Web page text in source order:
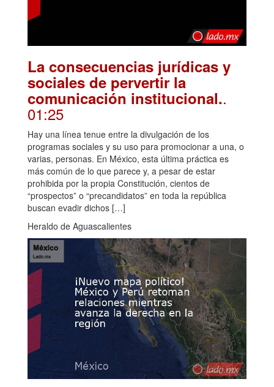
La consecuencias jurídicas y
sociales de pervertir la
comunicación institucional..
01:25
Hay una línea tenue entre la divulgación de los
programas sociales y su uso para promocionar a una, o
varias, personas. En México, esta última práctica es
más común de lo que parece y, a pesar de estar
prohibida por la propia Constitución, cientos de
“prospectos” o “precandidatos” en toda la república
buscan evadir dichos […]
Heraldo de Aguascalientes